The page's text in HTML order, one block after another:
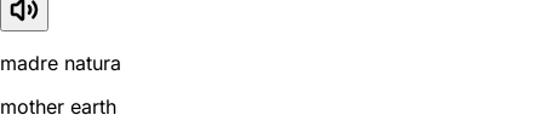
madre natura
mother earth